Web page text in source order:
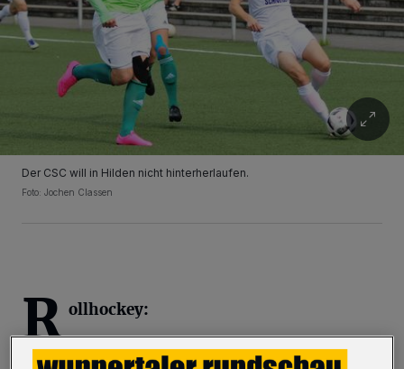
Der CSC will in Hilden nicht hinterherlaufen.
Foto: Jochen Classen
R ollhockey:
Bundesliga, Männer: